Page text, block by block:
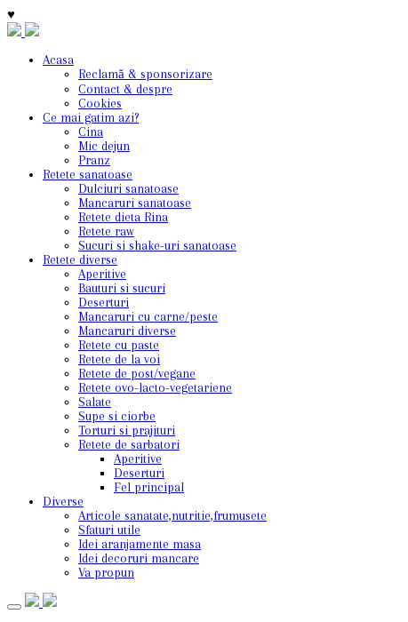
♥
Acasa
Reclamă & sponsorizare
Contact & despre
Cookies
Ce mai gatim azi?
Cina
Mic dejun
Pranz
Retete sanatoase
Dulciuri sanatoase
Mancaruri sanatoase
Retete dieta Rina
Retete raw
Sucuri si shake-uri sanatoase
Retete diverse
Aperitive
Bauturi si sucuri
Deserturi
Mancaruri cu carne/peste
Mancaruri diverse
Retete cu paste
Retete de la voi
Retete de post/vegane
Retete ovo-lacto-vegetariene
Salate
Supe si ciorbe
Torturi si prajituri
Retete de sarbatori
Aperitive
Deserturi
Fel principal
Diverse
Articole sanatate,nutritie,frumusete
Sfaturi utile
Idei aranjamente masa
Idei decoruri mancare
Va propun